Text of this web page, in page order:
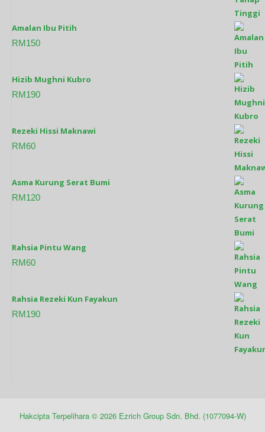
Amalan Ibu Pitih
RM150
Hizib Mughni Kubro
RM190
Rezeki Hissi Maknawi
RM60
Asma Kurung Serat Bumi
RM120
Rahsia Pintu Wang
RM60
Rahsia Rezeki Kun Fayakun
RM190
Hakcipta Terpelihara © 2026Ezrich Group Sdn. Bhd. (1077094-W)